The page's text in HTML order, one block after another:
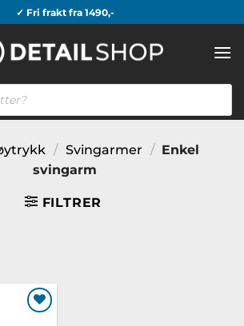
✓ Fri frakt fra 1490,-
/ Svingarmer / Enkel
svingarm
FILTRER